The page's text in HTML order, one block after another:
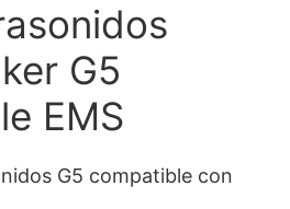
G5
EMS
G5 compatible con